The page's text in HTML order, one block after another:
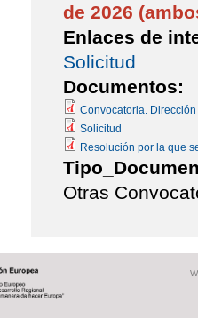
de 2026
Enlaces de
Solicitud
Documentos:
Convocatoria.
Solicitud
Resolución por la que
Otras